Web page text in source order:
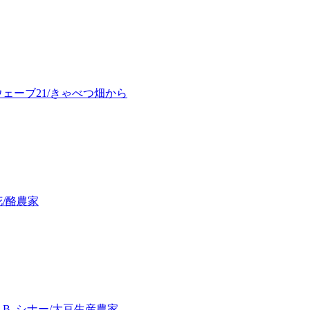
ェーブ21/きゃべつ畑から
酪農家